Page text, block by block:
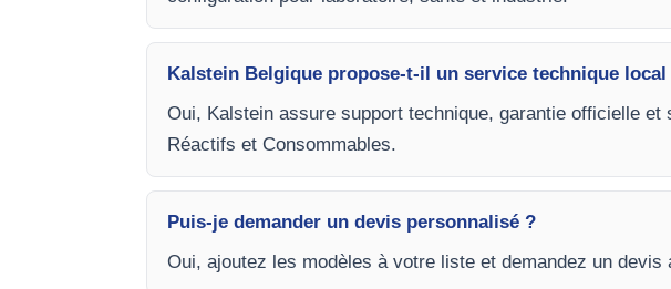
Kalstein Belgique propose-t-il un service technique local
Oui, Kalstein assure support technique, garantie officielle
Réactifs et Consommables.
Puis-je demander un devis personnalisé ?
Oui, ajoutez les modèles à votre liste et demandez un